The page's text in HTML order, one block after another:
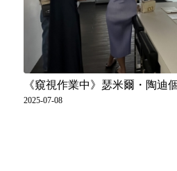
《窺視作業中》瑟米爾・陶迪
2025-07-08